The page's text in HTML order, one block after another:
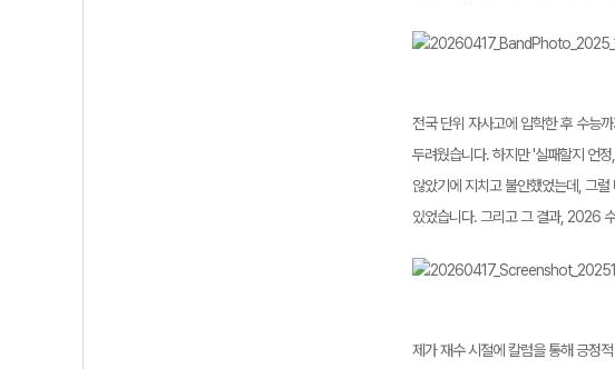
전국 단위 자사고에 입학한 후 수능
두려웠습니다. 하지만 '실패할지 언
않았기에 지치고 불안했었는데, 그
있었습니다. 그리고 그 결과, 2026
제가 재수 시절에 칼럼을 통해 긍정